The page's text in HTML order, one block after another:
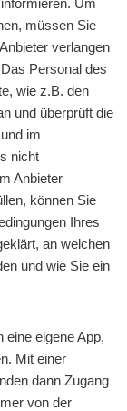
müssen Sie
verlangen
Personal des
wie z.B. den
und überprüft die
im
nicht
Anbieter
können Sie
Ihres
an welchen
und wie Sie ein
eine eigene App,
Mit einer
dann Zugang
von der